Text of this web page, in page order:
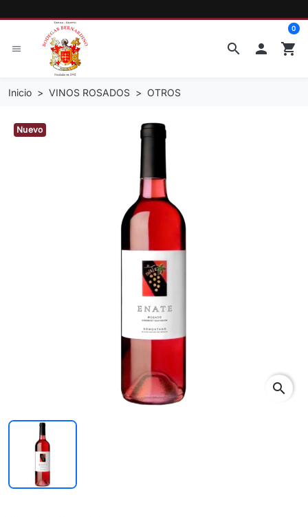
search
menu  shopping_cart
0
Inicio VINOS ROSADOS OTROS
Nuevo
search